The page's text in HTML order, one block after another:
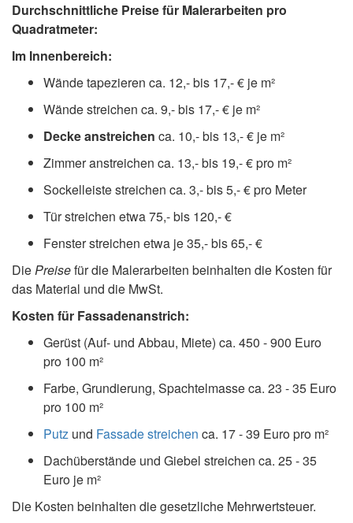
Durchschnittliche Preise für Malerarbeiten pro
Quadratmeter:
Im Innenbereich:
Wände tapezieren ca. 12,- bis 17,- € je m²
Wände streichen ca. 9,- bis 17,- € je m²
Decke anstreichen ca. 10,- bis 13,- € je m²
Zimmer anstreichen ca. 13,- bis 19,- € pro m²
Sockelleiste streichen ca. 3,- bis 5,- € pro Meter
Tür streichen etwa 75,- bis 120,- €
Fenster streichen etwa je 35,- bis 65,- €
DiePreisefür die Malerarbeiten beinhalten die Kosten für
das Material und die MwSt.
Kosten für Fassadenanstrich:
Gerüst (Auf- und Abbau, Miete) ca. 450 - 900 Euro
pro 100 m²
Farbe, Grundierung, Spachtelmasse ca. 23 - 35 Euro
pro 100 m²
Putz und Fassade streichen ca. 17 - 39 Euro pro m²
Dachüberstände und Giebel streichen ca. 25 - 35
Euro je m²
Die Kosten beinhalten die gesetzliche Mehrwertsteuer.